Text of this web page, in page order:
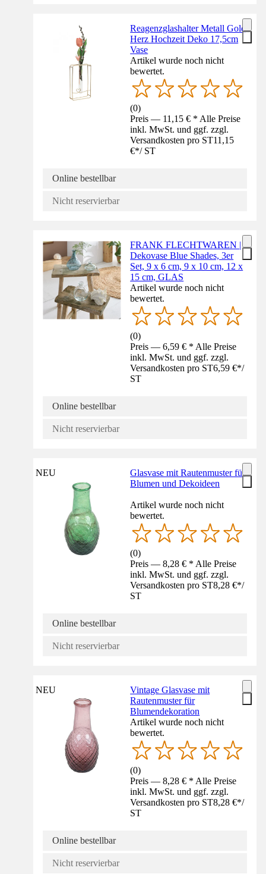
Reagenzglashalter Metall Gold
Herz Hochzeit Deko 17,5cm
Vase
Artikel wurde noch nicht
bewertet.
(0)
Preis — 11,15 € * Alle Preise
inkl. MwSt. und ggf. zzgl.
Versandkosten pro ST11,15
€*/ ST
Online bestellbar
Nicht reservierbar
FRANK FLECHTWAREN |
Dekovase Blue Shades, 3er
Set, 9 x 6 cm, 9 x 10 cm, 12 x
15 cm, GLAS
Artikel wurde noch nicht
bewertet.
(0)
Preis — 6,59 € * Alle Preise
inkl. MwSt. und ggf. zzgl.
Versandkosten pro ST6,59 €*/
ST
Online bestellbar
Nicht reservierbar
NEU
Glasvase mit Rautenmuster für
Blumen und Dekoideen
Artikel wurde noch nicht
bewertet.
(0)
Preis — 8,28 € * Alle Preise
inkl. MwSt. und ggf. zzgl.
Versandkosten pro ST8,28 €*/
ST
Online bestellbar
Nicht reservierbar
NEU
Vintage Glasvase mit
Rautenmuster für
Blumendekoration
Artikel wurde noch nicht
bewertet.
(0)
Preis — 8,28 € * Alle Preise
inkl. MwSt. und ggf. zzgl.
Versandkosten pro ST8,28 €*/
ST
Online bestellbar
Nicht reservierbar